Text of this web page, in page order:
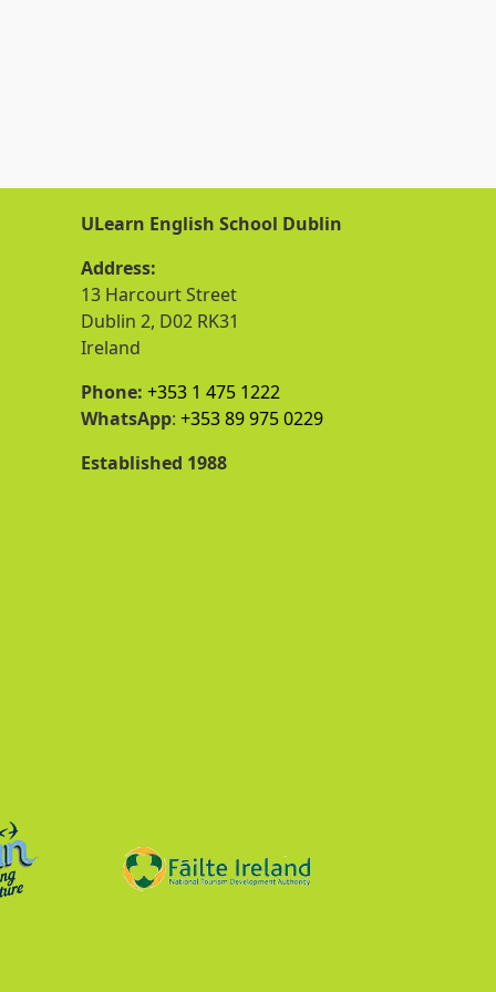
ULearn English School Dublin
Address:
13 Harcourt Street
Dublin 2, D02 RK31
Ireland
Phone: +353 1 475 1222
WhatsApp: +353 89 975 0229
Established 1988